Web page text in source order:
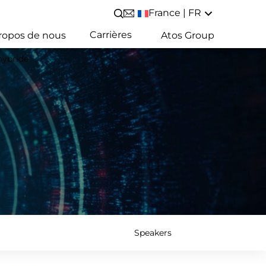
Lancer/Fermer une recherche
France | FR
de nous Carrières Atos Group
Speakers